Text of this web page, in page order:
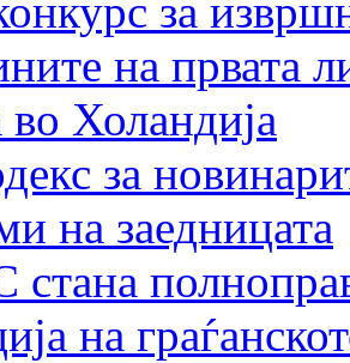
за
на првата
во Холандија
за
на заедницата
на